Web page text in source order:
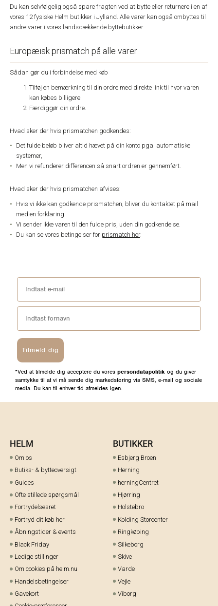
Du kan selvfølgelig også spare fragten ved at bytte eller returnere i en af
vores 12 fysiske Helm butikker i Jylland. Alle varer kan også ombyttes til
andre varer i vores landsdækkende byttebutikker.
Europæisk prismatch på alle varer
Sådan gør du i forbindelse med køb
Tilføj en bemærkning til din ordre med direkte link til hvor varen
kan købes billigere
Færdiggør din ordre.
Hvad sker der hvis prismatchen godkendes:
Det fulde beløb bliver altid hævet på din konto pga. automatiske
systemer,
Men vi refunderer differencen så snart ordren er gennemført.
Hvad sker der hvis prismatchen afvises:
Hvis vi ikke kan godkende prismatchen, bliver du kontaktet på mail
med en forklaring.
Vi sender ikke varen til den fulde pris, uden din godkendelse.
Du kan se vores betingelser for prismatch her.
Tilmeld dig
*Ved at tilmelde dig acceptere du vores persondatapolitik og du giver
samtykke til at vi må sende dig markedsføring via SMS, e-mail og sociale
media. Du kan til enhver tid afmeldes igen.
HELM
Om os
Butiks- & bytteoversigt
Guides
Ofte stillede spørgsmål
Fortrydelsesret
Fortryd dit køb her
Åbningstider & events
Black Friday
Ledige stillinger
Om cookies på helm.nu
Handelsbetingelser
Gavekort
BUTIKKER
Esbjerg Broen
Herning
herningCentret
Hjørring
Holstebro
Kolding Storcenter
Ringkøbing
Silkeborg
Skive
Varde
Vejle
Viborg